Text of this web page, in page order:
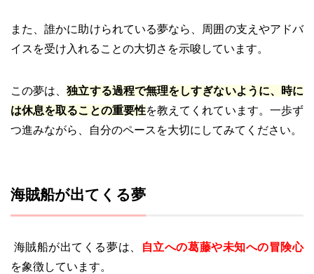
また、誰かに助けられている夢なら、周囲の支えやアドバ
イスを受け入れることの大切さを示唆しています。
この夢は、独立する過程で無理をしすぎないように、時に
は休息を取ることの重要性を教えてくれています。一歩ず
つ進みながら、自分のペースを大切にしてみてください。
海賊船が出てくる夢
海賊船が出てくる夢は、
自立への葛藤や未知への冒険心
を象徴しています。